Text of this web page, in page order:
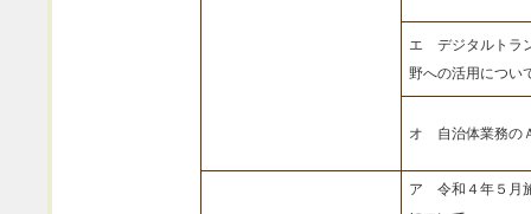
エ デジタルトラ
野への活用につい
オ 自治体業務の
ア 令和４年５月